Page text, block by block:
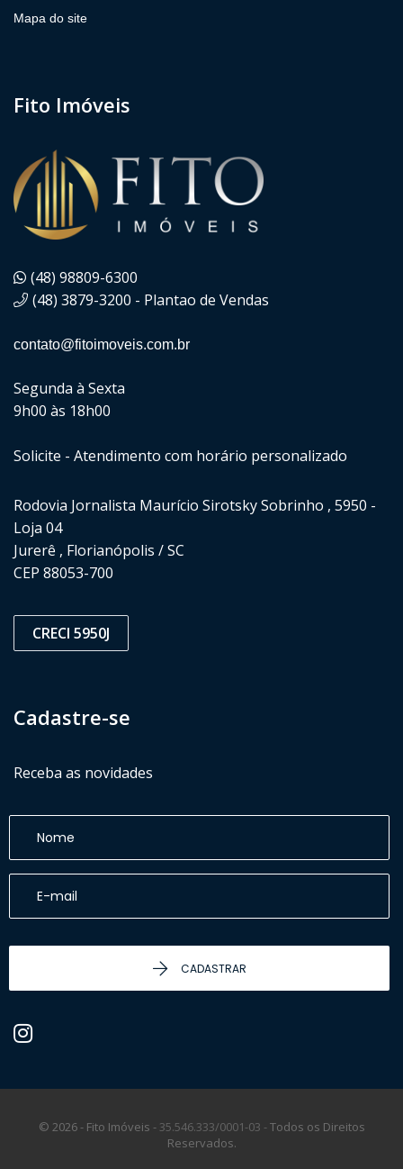
Mapa do site
Fito Imóveis
(48) 98809-6300
(48) 3879-3200 - Plantao de Vendas
contato@fitoimoveis.com.br
Segunda à Sexta
9h00 às 18h00
Solicite - Atendimento com horário personalizado
Rodovia Jornalista Maurício Sirotsky Sobrinho , 5950 -
Loja 04
Jurerê , Florianópolis / SC
CEP 88053-700
CRECI 5950J
Cadastre-se
Receba as novidades
CADASTRAR
© 2026 - Fito Imóveis - 35.546.333/0001-03 -Todos os Direitos
Reservados.